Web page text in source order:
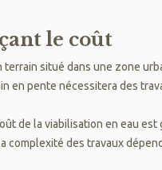
le coût
terrain situé dans une zone
en pente nécessitera des
de la viabilisation en eau
complexité des travaux